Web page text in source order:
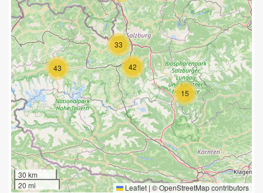
15
33
42
43
30 km
20 mi
Leaflet | ©OpenStreetMapcontributors